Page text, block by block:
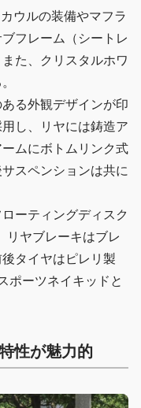
ウルの装備やマフラ
フレーム（シートレ
た、クリスタルホワ
る外観デザインが印
し、リヤには鋳造ア
ムにボトムリンク式
スペンションは共に
ーティングディスク
リヤブレーキはブレ
タイヤはピレリ製
ポーツネイキッドと
性が魅力的